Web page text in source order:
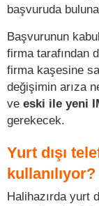
başvuruda
Başvurunun
firma tarafından
firma kaşesine
değişimin arıza
ve eski ile yeni
gerekecek.
Yurt dışı
kullanılıyor?
Halihazırda yurt